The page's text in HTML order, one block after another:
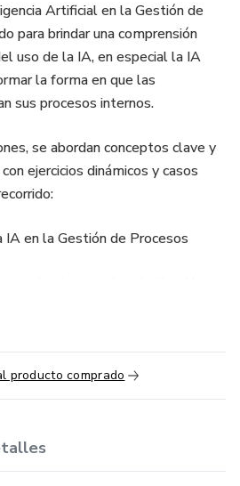
Artificial en la Gestión de
para brindar una comprensión
uso de la IA, en especial la IA
la forma en que las
sus procesos internos.
se abordan conceptos clave y
ejercicios dinámicos y casos
en la Gestión de Procesos
necesidad de instrucciones
y mejora iterativa.
y limitaciones.
producto comprado